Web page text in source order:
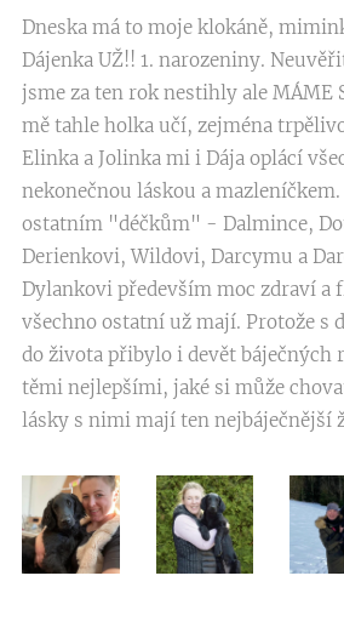
Dneska má to moje klokáně,
Dájenka UŽ!! 1. narozeniny.
jsme za ten rok nestihly ale MÁME
mě tahle holka učí, zejména
Elinka a Jolinka mi i Dája oplácí
nekonečnou láskou a
ostatním "déčkům" - Dalmince,
Derienkovi, Wildovi, Darcymu a
Dylankovi především moc zdraví
všechno ostatní už mají. Protože s
do života přibylo i devět báječných
těmi nejlepšími, jaké si může
lásky s nimi mají ten nejbáječnější